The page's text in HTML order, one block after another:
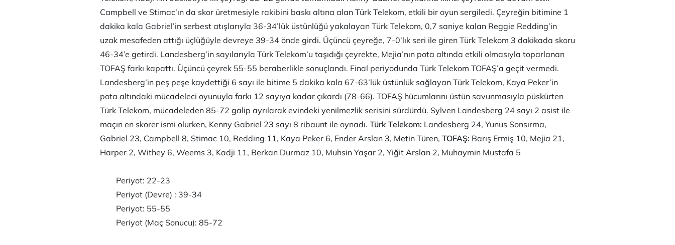
Campbell ve Stimac’ın da skor üretmesiyle rakibini baskı altına alan Türk Telekom, etkili bir oyun sergiledi. Çeyreğin bitimine 1
dakika kala Gabriel’in serbest atışlarıyla 36-34’lük üstünlüğü yakalayan Türk Telekom, 0,7 saniye kalan Reggie Redding’in
uzak mesafeden attığı üçlüğüyle devreye 39-34 önde girdi. Üçüncü çeyreğe, 7-0’lık seri ile giren Türk Telekom 3 dakikada skoru
46-34’e getirdi. Landesberg’in sayılarıyla Türk Telekom’u taşıdığı çeyrekte, Mejia’nın pota altında etkili olmasıyla toparlanan
TOFAŞ farkı kapattı. Üçüncü çeyrek 55-55 beraberlikle sonuçlandı. Final periyodunda Türk Telekom TOFAŞ’a geçit vermedi.
Landesberg’in peş peşe kaydettiği 6 sayı ile bitime 5 dakika kala 67-63’lük üstünlük sağlayan Türk Telekom, Kaya Peker’in
pota altındaki mücadeleci oyunuyla farkı 12 sayıya kadar çıkardı (78-66). TOFAŞ hücumlarını üstün savunmasıyla püskürten
Türk Telekom, mücadeleden 85-72 galip ayrılarak evindeki yenilmezlik serisini sürdürdü. Sylven Landesberg 24 sayı 2 asist ile
maçın en skorer ismi olurken, Kenny Gabriel 23 sayı 8 ribaunt ile oynadı. Türk Telekom: Landesberg 24, Yunus Sonsırma,
Gabriel 23, Campbell 8, Stimac 10, Redding 11, Kaya Peker 6, Ender Arslan 3, Metin Türen, TOFAŞ: Barış Ermiş 10, Mejia 21,
Harper 2, Withey 6, Weems 3, Kadji 11, Berkan Durmaz 10, Muhsin Yaşar 2, Yiğit Arslan 2, Muhaymin Mustafa 5
Periyot: 22-23
Periyot (Devre) : 39-34
Periyot: 55-55
Periyot (Maç Sonucu): 85-72